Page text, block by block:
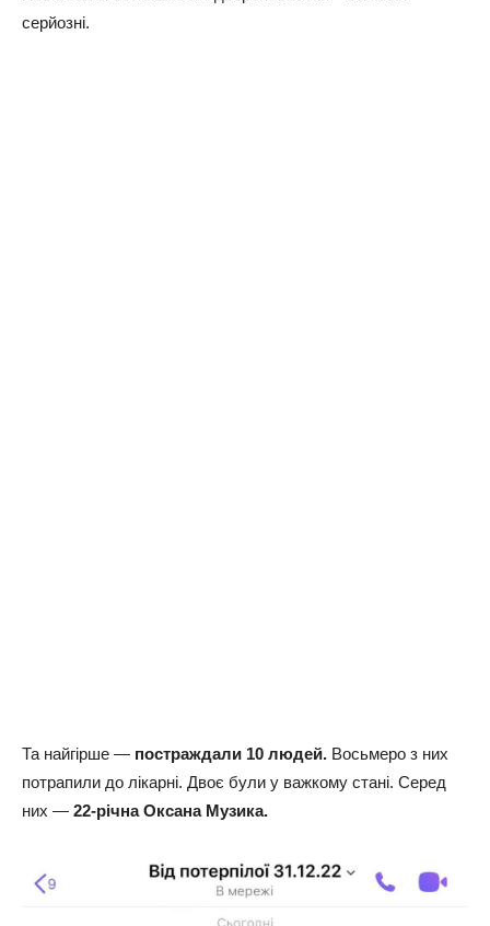
серйозні.
Та найгірше — постраждали 10 людей. Восьмеро з них
потрапили до лікарні. Двоє були у важкому стані. Серед
них — 22-річна Оксана Музика.